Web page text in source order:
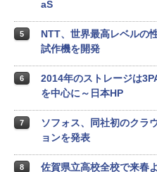
aS
5
NTT、世界最高レベルの
試作機を開発
6
2014年のストレージは
を中心に～日本HP
7
ソフォス、同社初のクラ
ョンを発表
8 佐賀県立高校全校で来春